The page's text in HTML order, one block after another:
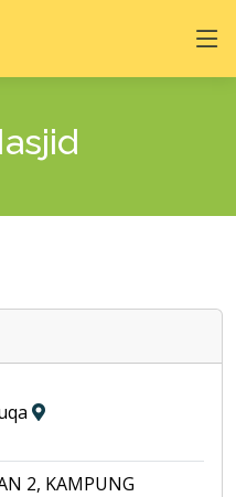
2, KAMPUNG